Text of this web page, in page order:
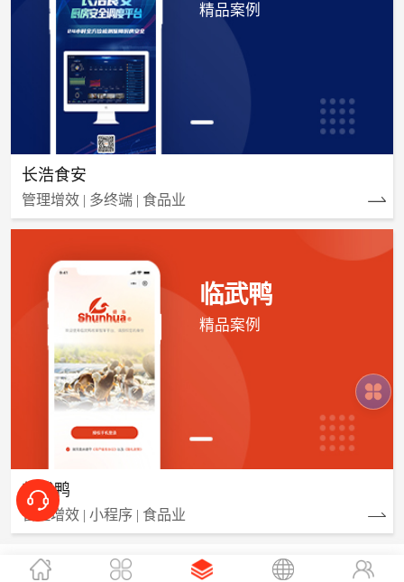
精品案例
长浩食安
管理增效 | 多终端 | 食品业
临武鸭
精品案例
临武鸭
管理增效 | 小程序 | 食品业